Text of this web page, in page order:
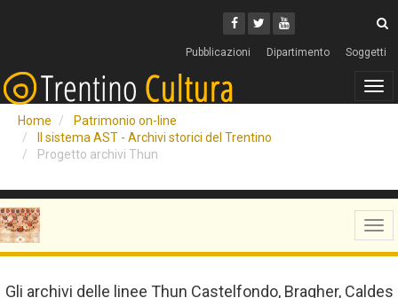
Facebook
Twitter
Youtube
Pubblicazioni Dipartimento Soggetti
Home
Patrimonio on-line
Il sistema AST - Archivi storici del Trentino
Progetto archivi Thun
Gli archivi delle linee Thun Castelfondo, Bragher, Caldes